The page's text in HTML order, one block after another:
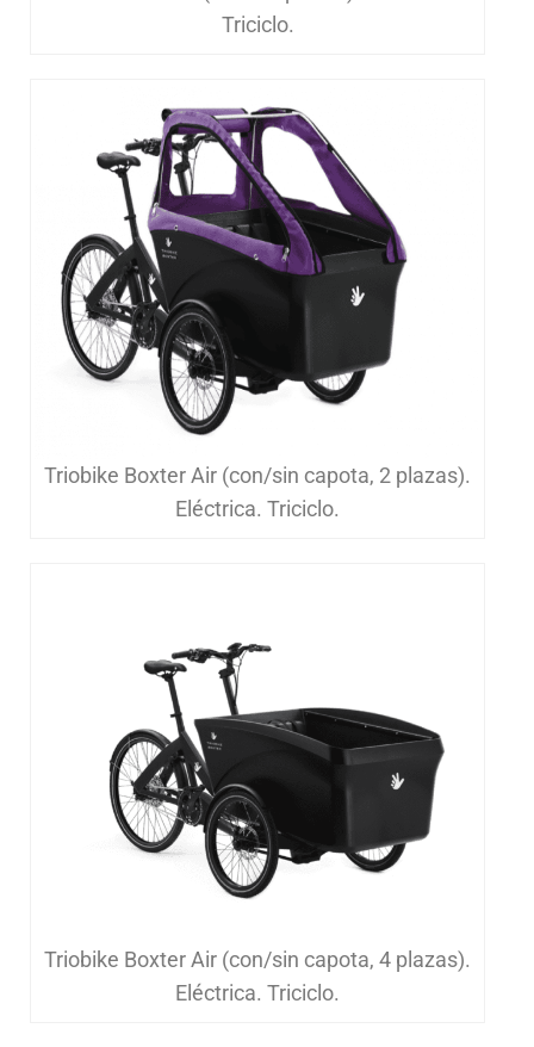
Triciclo.
Triobike Boxter Air (con/sin capota, 2 plazas).
Eléctrica. Triciclo.
Triobike Boxter Air (con/sin capota, 4 plazas).
Eléctrica. Triciclo.